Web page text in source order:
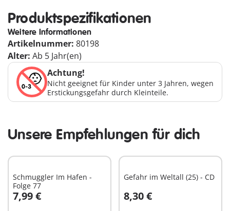
Produktspezifikationen
Weitere Informationen
Artikelnummer: 80198
Alter: Ab 5 Jahr(en)
Achtung!
Nicht geeignet für Kinder unter 3 Jahren, wegen
Erstickungsgefahr durch Kleinteile.
Unsere Empfehlungen für dich
Schmuggler Im Hafen -
Folge 77
7,99 €
In den Warenkorb
Gefahr im Weltall (25) - CD
8,30 €
In den Warenkorb